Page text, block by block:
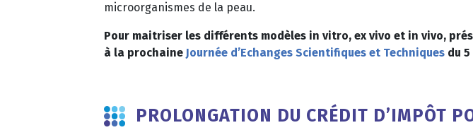
microorganismes de la peau.
Pour maitriser les différents modèles in vitro, ex vivo et in vivo,
à la prochaine Journée d’Echanges Scientifiques et Techniques du
PROLONGATION DU CRÉDIT D’IMPÔT